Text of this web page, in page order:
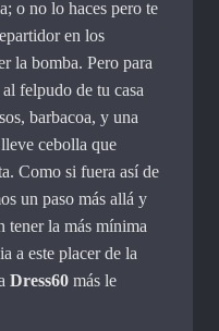
o no lo haces pero te
en los
la bomba. Pero para
felpudo de tu casa
barbacoa, y una
cebolla que
Como si fuera así de
un paso más allá y
tener la más mínima
a este placer de la
Dress60 más le